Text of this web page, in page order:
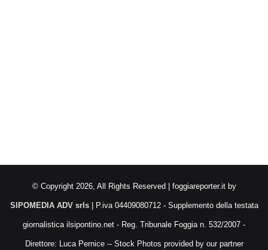
© Copyright 2026, All Rights Reserved | foggiareporter.it by
SIPOMEDIA ADV srls | P.iva 04409080712 - Supplemento della testata
giornalistica ilsipontino.net - Reg. Tribunale Foggia n. 532/2007 -
Direttore: Luca Pernice -- Stock Photos provided by our partner